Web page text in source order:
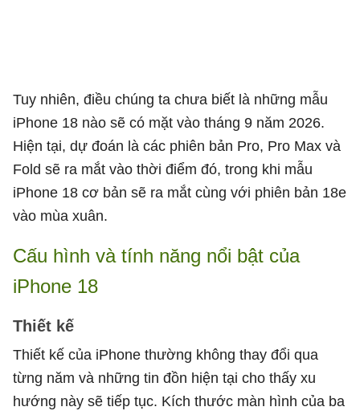
Tuy nhiên, điều chúng ta chưa biết là những mẫu
iPhone 18 nào sẽ có mặt vào tháng 9 năm 2026.
Hiện tại, dự đoán là các phiên bản Pro, Pro Max và
Fold sẽ ra mắt vào thời điểm đó, trong khi mẫu
iPhone 18 cơ bản sẽ ra mắt cùng với phiên bản 18e
vào mùa xuân.
Cấu hình và tính năng nổi bật của
iPhone 18
Thiết kế
Thiết kế của iPhone thường không thay đổi qua
từng năm và những tin đồn hiện tại cho thấy xu
hướng này sẽ tiếp tục. Kích thước màn hình của ba